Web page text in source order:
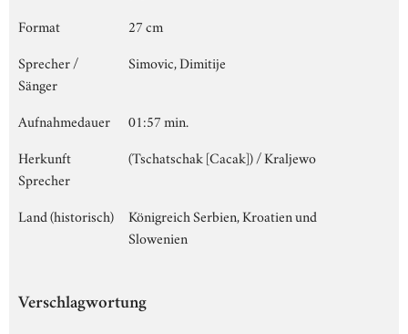
Format
27 cm
Sprecher /
Sänger
Simovic, Dimitije
Aufnahmedauer
01:57 min.
Herkunft
Sprecher
(Tschatschak [Cacak]) / Kraljewo
Land (historisch)
Königreich Serbien, Kroatien und
Slowenien
Verschlagwortung